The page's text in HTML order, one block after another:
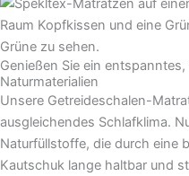
Genießen Sie ein
Naturmaterialien
Unsere Getreideschalen-
ausgleichendes Schlafklima.
Naturfüllstoffe, die durch eine
Kautschuk lange haltbar und